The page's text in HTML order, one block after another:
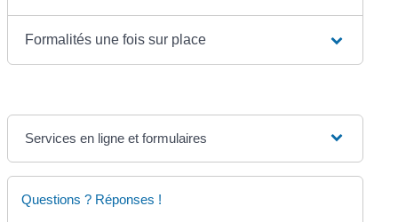
Formalités une fois sur place
Services en ligne et formulaires
Questions ? Réponses !